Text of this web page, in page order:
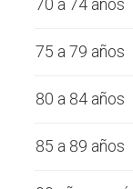
70 a 74 años
75 a 79 años
80 a 84 años
85 a 89 años